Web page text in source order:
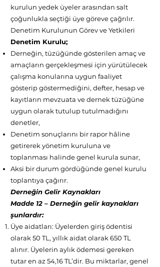
kurulun yedek üyeler arasından salt
çoğunlukla seçtiği üye göreve çağrılır.
Denetim Kurulunun Görev ve Yetkileri
Denetim Kurulu;
Derneğin, tüzüğünde gösterilen amaç ve
amaçların gerçekleşmesi için yürütülecek
çalışma konularına uygun faaliyet
gösterip göstermediğini, defter, hesap ve
kayıtların mevzuata ve dernek tüzüğüne
uygun olarak tutulup tutulmadığını
denetler,
Denetim sonuçlarını bir rapor hâline
getirerek yönetim kuruluna ve
toplanması halinde genel kurula sunar,
Aksi bir durum gördüğünde genel kurulu
toplantıya çağırır.
Derneğin Gelir Kaynakları
Madde 12 – Derneğin gelir kaynakları
şunlardır:
Üye aidatları: Üyelerden giriş ödentisi
olarak 50 TL, yıllık aidat olarak 650 TL
alınır. Üyelerin aylık ödemesi gereken
tutar en az 54,16 TL’dir. Bu miktarlar, genel